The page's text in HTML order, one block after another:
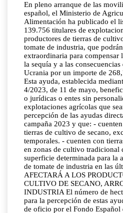
En pleno arranque de las
español, el Ministerio de
Alimentación ha publicado el
139.756 titulares de
productores de tierras de
tomate de industria, que
extraordinaria para compensar
la sequía y a las
Ucrania por un importe de
Esta ayuda, establecida
4/2023, de 11 de mayo,
o jurídicas o entes sin
explotaciones agrícolas que
percepción de las ayudas
campaña 2023 y que: -
tierras de cultivo de secano,
temporales. - cuenten con
en zonas de cultivo tradicional
superficie determinada para la
de tomate de industria en las
AFECTARÁ A LOS
CULTIVO DE SECANO,
INDUSTRIA El número de
para la percepción de estas
de oficio por el Fondo Español